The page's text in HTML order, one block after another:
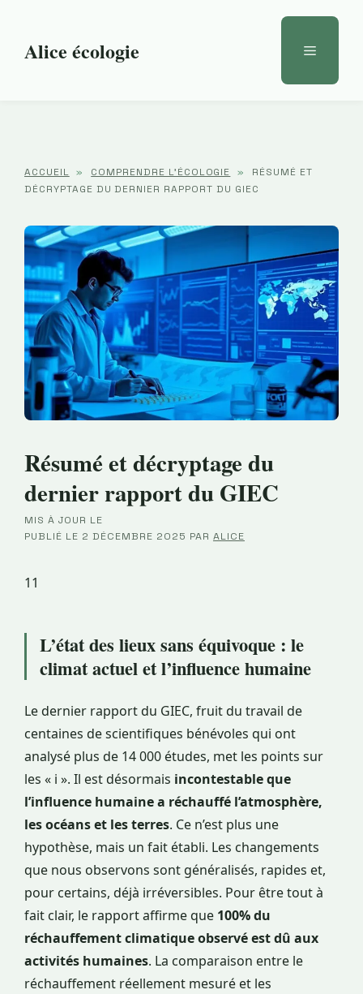
contenuAlice écologie Menu
ACCUEIL » COMPRENDRE L'ÉCOLOGIE »
RÉSUMÉ ET
DÉCRYPTAGE DU DERNIER RAPPORT DU GIEC
Résumé et décryptage du
dernier rapport du GIEC
MIS À JOUR LE
·PUBLIÉ LE 2 DÉCEMBRE 2025 PAR ALICE
11
L’état des lieux sans équivoque : le
climat actuel et l’influence humaine
Le dernier rapport du GIEC, fruit du travail de
centaines de scientifiques bénévoles qui ont
analysé plus de 14 000 études, met les points sur
les « i ». Il est désormais incontestable que
l’influence humaine a réchauffé l’atmosphère,
les océans et les terres. Ce n’est plus une
hypothèse, mais un fait établi. Les changements
que nous observons sont généralisés, rapides et,
pour certains, déjà irréversibles. Pour être tout à
fait clair, le rapport affirme que 100% du
réchauffement climatique observé est dû aux
activités humaines. La comparaison entre le
réchauffement réellement mesuré et les